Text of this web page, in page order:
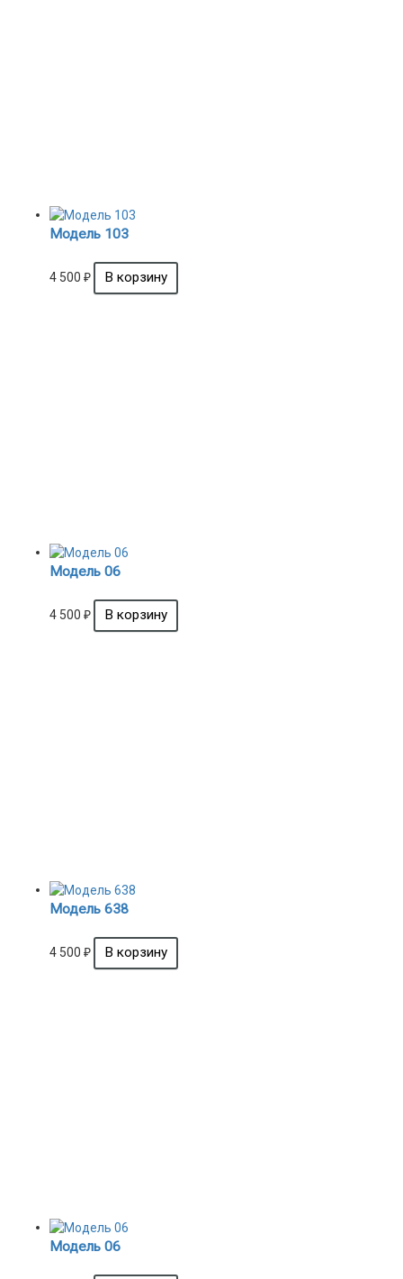
Модель 103
4 500 ₽
Модель 06
4 500 ₽
Модель 638
4 500 ₽
Модель 06